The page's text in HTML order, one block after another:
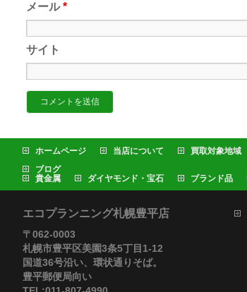
メール*
サイト
ホームページ 当店について 買取対象地域
ブログ
貴金属
ダイヤモンド・宝石 ブランド品
エコプランニング札幌豊平店
〒062-0003
札幌市豊平区美園3条5丁目1-12
国道36号沿い、環状通りそば。
豊平郵便局向い